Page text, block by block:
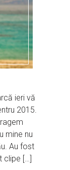
ieri vă
2015.
mine nu
Au fost
clipe […]